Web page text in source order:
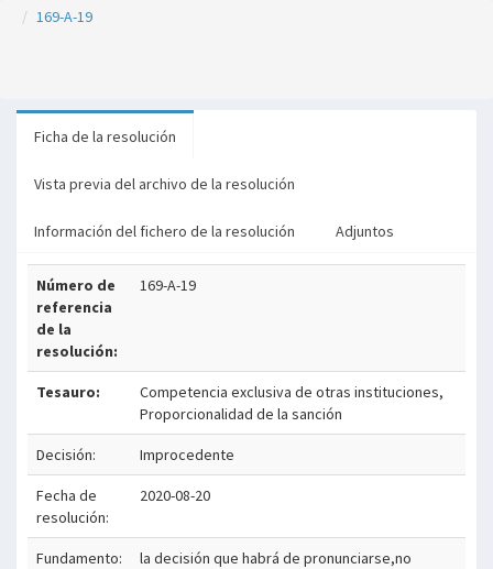
169-A-19
Ficha de la resolución
Vista previa del archivo de la resolución
Información del fichero de la resolución Adjuntos
Número de
referencia
de la
resolución:
169-A-19
Tesauro:
Competencia exclusiva de otras instituciones,
Proporcionalidad de la sanción
Decisión: Improcedente
Fecha de
resolución:
2020-08-20
Fundamento:
la decisión que habrá de pronunciarse,no